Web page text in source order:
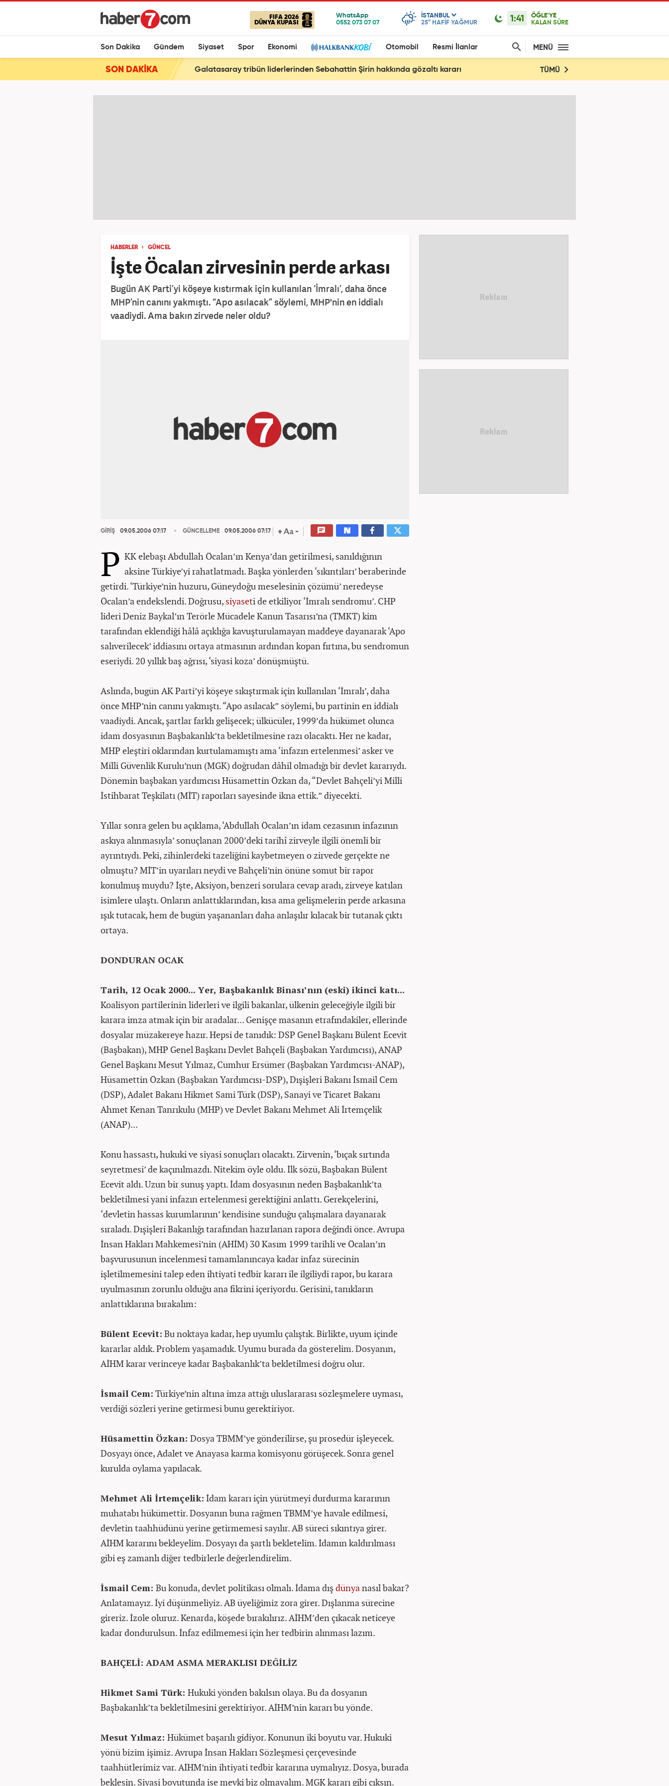
FIFA 2026
DÜNYA KUPASI
ISTANBUL
25° HAFİF YAĞMUR 1:41
ÖĞLE'YE
KALAN SÜRE
Son Dakika Gündem Siyaset Spor Ekonomi Otomobil Resmi İlanlar MENÜ
SON DAKİKA Galatasaray tribün liderlerinden Sebahattin Şirin hakkında gözaltı kararı TÜMÜ
HABERLER GÜNCEL
İşte Öcalan zirvesinin perde arkası
Bugün AK Parti’yi köşeye kıstırmak için kullanılan ‘İmralı’, daha önce
MHP’nin canını yakmıştı. “Apo asılacak” söylemi, MHP'nin en iddialı
vaadiydi. Ama bakın zirvede neler oldu?
GİRİŞ 09.05.2006 07:17 GÜNCELLEME 09.05.2006 07:17
P KK elebaşı Abdullah Öcalan’ın Kenya’dan getirilmesi, sanıldığının
aksine Türkiye’yi rahatlatmadı. Başka yönlerden ‘sıkıntıları’ beraberinde
getirdi. ‘Türkiye’nin huzuru, Güneydoğu meselesinin çözümü’ neredeyse
Öcalan’a endekslendi. Doğrusu, siyaseti de etkiliyor ‘İmralı sendromu’. CHP
lideri Deniz Baykal’ın Terörle Mücadele Kanun Tasarısı’na (TMKT) kim
tarafından eklendiği hâlâ açıklığa kavuşturulamayan maddeye dayanarak ‘Apo
salıverilecek’ iddiasını ortaya atmasının ardından kopan fırtına, bu sendromun
eseriydi. 20 yıllık baş ağrısı, ‘siyasi koza’ dönüşmüştü.
Aslında, bugün AK Parti’yi köşeye sıkıştırmak için kullanılan ‘İmralı’, daha
önce MHP’nin canını yakmıştı. “Apo asılacak” söylemi, bu partinin en iddialı
vaadiydi. Ancak, şartlar farklı gelişecek; ülkücüler, 1999’da hükümet olunca
idam dosyasının Başbakanlık’ta bekletilmesine razı olacaktı. Her ne kadar,
MHP eleştiri oklarından kurtulamamıştı ama ‘infazın ertelenmesi’ asker ve
Milli Güvenlik Kurulu’nun (MGK) doğrudan dâhil olmadığı bir devlet kararıydı.
Dönemin başbakan yardımcısı Hüsamettin Özkan da, “Devlet Bahçeli’yi Milli
İstihbarat Teşkilatı (MİT) raporları sayesinde ikna ettik.” diyecekti.
Yıllar sonra gelen bu açıklama, ‘Abdullah Öcalan’ın idam cezasının infazının
askıya alınmasıyla’ sonuçlanan 2000’deki tarihî zirveyle ilgili önemli bir
ayrıntıydı. Peki, zihinlerdeki tazeliğini kaybetmeyen o zirvede gerçekte ne
olmuştu? MİT’in uyarıları neydi ve Bahçeli’nin önüne somut bir rapor
konulmuş muydu? İşte, Aksiyon, benzeri sorulara cevap aradı, zirveye katılan
isimlere ulaştı. Onların anlattıklarından, kısa ama gelişmelerin perde arkasına
ışık tutacak, hem de bugün yaşananları daha anlaşılır kılacak bir tutanak çıktı
ortaya.
DONDURAN OCAK
Tarih, 12 Ocak 2000... Yer, Başbakanlık Binası’nın (eski) ikinci katı...
Koalisyon partilerinin liderleri ve ilgili bakanlar, ülkenin geleceğiyle ilgili bir
karara imza atmak için bir aradalar... Genişçe masanın etrafındakiler, ellerinde
dosyalar müzakereye hazır. Hepsi de tanıdık: DSP Genel Başkanı Bülent Ecevit
(Başbakan), MHP Genel Başkanı Devlet Bahçeli (Başbakan Yardımcısı), ANAP
Genel Başkanı Mesut Yılmaz, Cumhur Ersümer (Başbakan Yardımcısı-ANAP),
Hüsamettin Özkan (Başbakan Yardımcısı-DSP), Dışişleri Bakanı İsmail Cem
(DSP), Adalet Bakanı Hikmet Sami Türk (DSP), Sanayi ve Ticaret Bakanı
Ahmet Kenan Tanrıkulu (MHP) ve Devlet Bakanı Mehmet Ali İrtemçelik
(ANAP)...
Konu hassastı, hukuki ve siyasi sonuçları olacaktı. Zirvenin, ‘bıçak sırtında
seyretmesi’ de kaçınılmazdı. Nitekim öyle oldu. İlk sözü, Başbakan Bülent
Ecevit aldı. Uzun bir sunuş yaptı. İdam dosyasının neden Başbakanlık’ta
bekletilmesi yani infazın ertelenmesi gerektiğini anlattı. Gerekçelerini,
‘devletin hassas kurumlarının’ kendisine sunduğu çalışmalara dayanarak
sıraladı. Dışişleri Bakanlığı tarafından hazırlanan rapora değindi önce. Avrupa
İnsan Hakları Mahkemesi’nin (AHİM) 30 Kasım 1999 tarihli ve Öcalan’ın
başvurusunun incelenmesi tamamlanıncaya kadar infaz sürecinin
işletilmemesini talep eden ihtiyati tedbir kararı ile ilgiliydi rapor, bu karara
uyulmasının zorunlu olduğu ana fikrini içeriyordu. Gerisini, tanıkların
anlattıklarına bırakalım:
Bülent Ecevit: Bu noktaya kadar, hep uyumlu çalıştık. Birlikte, uyum içinde
kararlar aldık. Problem yaşamadık. Uyumu burada da gösterelim. Dosyanın,
AİHM karar verinceye kadar Başbakanlık’ta bekletilmesi doğru olur.
İsmail Cem: Türkiye’nin altına imza attığı uluslararası sözleşmelere uyması,
verdiği sözleri yerine getirmesi bunu gerektiriyor.
Hüsamettin Özkan: Dosya TBMM’ye gönderilirse, şu prosedür işleyecek.
Dosyayı önce, Adalet ve Anayasa karma komisyonu görüşecek. Sonra genel
kurulda oylama yapılacak.
Mehmet Ali İrtemçelik: İdam kararı için yürütmeyi durdurma kararının
muhatabı hükümettir. Dosyanın buna rağmen TBMM’ye havale edilmesi,
devletin taahhüdünü yerine getirmemesi sayılır. AB süreci sıkıntıya girer.
AİHM kararını bekleyelim. Dosyayı da şartlı bekletelim. İdamın kaldırılması
gibi eş zamanlı diğer tedbirlerle değerlendirelim.
İsmail Cem: Bu konuda, devlet politikası olmalı. İdama dışdünyanasıl bakar?
Anlatamayız. İyi düşünmeliyiz. AB üyeliğimiz zora girer. Dışlanma sürecine
gireriz. İzole oluruz. Kenarda, köşede bırakılırız. AİHM’den çıkacak neticeye
kadar dondurulsun. İnfaz edilmemesi için her tedbirin alınması lazım.
BAHÇELİ: ADAM ASMA MERAKLISI DEĞİLİZ
Hikmet Sami Türk: Hukuki yönden bakılsın olaya. Bu da dosyanın
Başbakanlık’ta bekletilmesini gerektiriyor. AİHM’nin kararı bu yönde.
Mesut Yılmaz: Hükümet başarılı gidiyor. Konunun iki boyutu var. Hukuki
yönü bizim işimiz. Avrupa İnsan Hakları Sözleşmesi çerçevesinde
taahhütlerimiz var. AİHM’nin ihtiyati tedbir kararına uymalıyız. Dosya, burada
beklesin. Siyasi boyutunda ise mevki biz olmayalım. MGK kararı gibi çıksın.